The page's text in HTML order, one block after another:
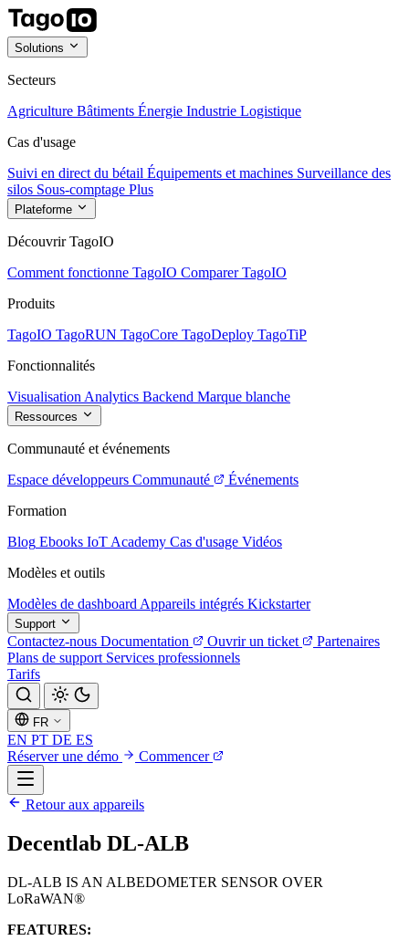
Solutions
Secteurs
Agriculture Bâtiments Énergie Industrie Logistique
Cas d'usage
Suivi en direct du bétail Équipements et machines Surveillance des
silos Sous-comptage Plus
Plateforme
Découvrir TagoIO
Comment fonctionne TagoIO Comparer TagoIO
Produits
TagoIO TagoRUN TagoCore TagoDeploy TagoTiP
Fonctionnalités
Visualisation Analytics Backend Marque blanche
Ressources
Communauté et événements
Espace développeurs Communauté
Événements
Formation
Blog Ebooks IoT Academy Cas d'usage Vidéos
Modèles et outils
Modèles de dashboard Appareils intégrés Kickstarter
Support
Contactez-nous Documentation Ouvrir un ticket
Partenaires
Plans de support Services professionnels
Tarifs
FR
EN PT DE ES
Réserver une démo
Commencer
Retour aux appareils
Decentlab DL-ALB
DL-ALB IS AN ALBEDOMETER SENSOR OVER
LoRaWAN®
FEATURES: